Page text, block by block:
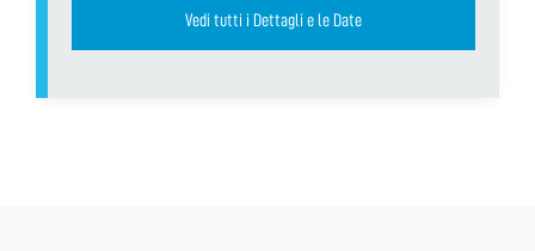
Vedi tutti i Dettagli e le Date